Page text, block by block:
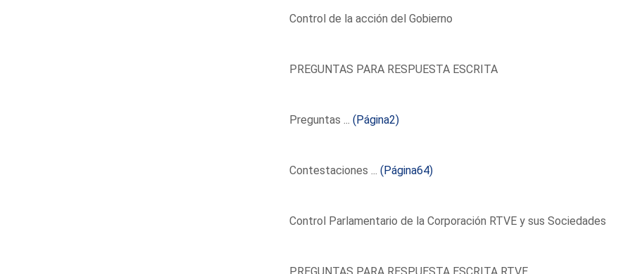
Control de la acción del Gobierno
PREGUNTAS PARA RESPUESTA ESCRITA
Preguntas ... (Página2)
Contestaciones ... (Página64)
Control Parlamentario de la Corporación RTVE y sus Sociedades
PREGUNTAS PARA RESPUESTA ESCRITA RTVE